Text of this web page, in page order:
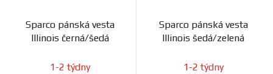
Sparco pánská vesta
Illinois černá/šedá
1-2 týdny
Sparco pánská vesta
Illinois šedá/zelená
1-2 týdny